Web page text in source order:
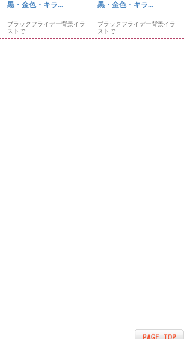
黒・金色・キラ...
ブラックフライデー背景イラ
ストで...
黒・金色・キラ...
ブラックフライデー背景イラ
ストで...